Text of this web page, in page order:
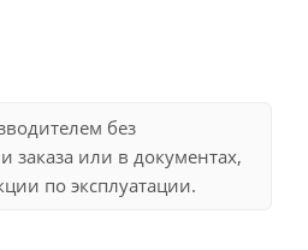
без
или в документах,
по эксплуатации.